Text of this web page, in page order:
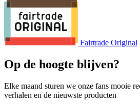
Fairtrade Original
Op de hoogte blijven?
Elke maand sturen we onze fans mooie
verhalen en de nieuwste producten